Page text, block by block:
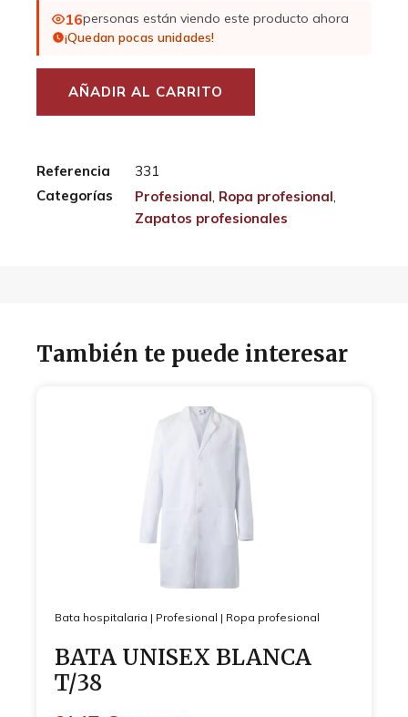
16personas están viendo este producto ahora
¡Quedan pocas unidades!
AÑADIR AL CARRITO
Referencia
331
Categorías
Profesional, Ropa profesional,
Zapatos profesionales
También te puede interesar
Bata hospitalaria | Profesional | Ropa profesional
BATA UNISEX BLANCA
T/38